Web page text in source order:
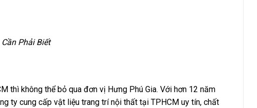
Phải Biết
thì không thể bỏ qua đơn vị Hưng Phú Gia. Với hơn 12 năm
ty cung cấp vật liệu trang trí nội thất tại TPHCM uy tín, chất